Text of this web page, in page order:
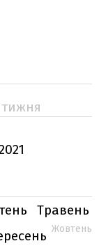
Травень
Жовтень